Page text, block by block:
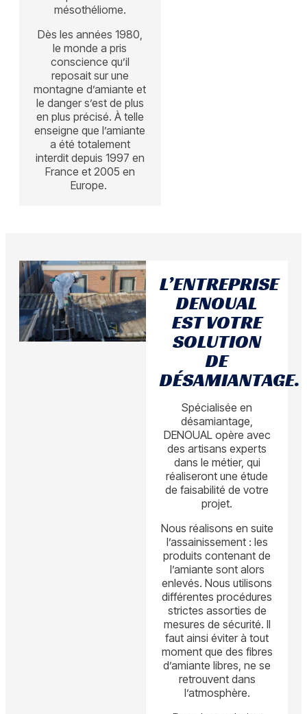
mésothéliome.
Dès les années 1980,
le monde a pris
conscience qu’il
reposait sur une
montagne d’amiante et
le danger s’est de plus
en plus précisé. À telle
enseigne que l’amiante
a été totalement
interdit depuis 1997 en
France et 2005 en
Europe.
L’ENTREPRISE
DENOUAL
EST VOTRE
SOLUTION
DE
DÉSAMIANTAGE.
Spécialisée en
désamiantage,
DENOUAL opère avec
des artisans experts
dans le métier, qui
réaliseront une étude
de faisabilité de votre
projet.
Nous réalisons en suite
l’assainissement : les
produits contenant de
l’amiante sont alors
enlevés. Nous utilisons
différentes procédures
strictes assorties de
mesures de sécurité. Il
faut ainsi éviter à tout
moment que des fibres
d’amiante libres, ne se
retrouvent dans
l’atmosphère.